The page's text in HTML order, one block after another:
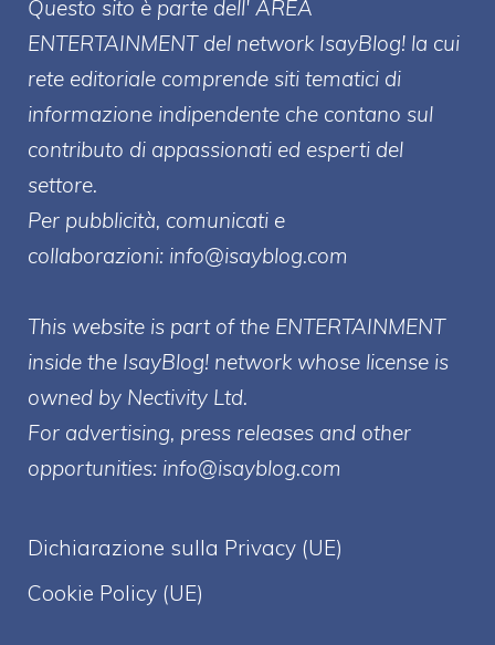
Questo sito è parte dell' AREA
ENTERTAINMENT del network IsayBlog! la cui
rete editoriale comprende siti tematici di
informazione indipendente che contano sul
contributo di appassionati ed esperti del
settore.
Per pubblicità, comunicati e
collaborazioni: info@isayblog.com
This website is part of the ENTERTAINMENT
inside the IsayBlog! network whose license is
owned by Nectivity Ltd.
For advertising, press releases and other
opportunities: info@isayblog.com
Dichiarazione sulla Privacy (UE)
Cookie Policy (UE)